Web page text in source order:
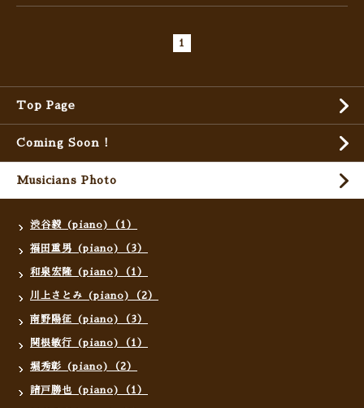
1
Top Page
Coming Soon !
Musicians Photo
渋谷毅 (piano)（1）
福田重男 (piano)（3）
和泉宏隆 (piano)（1）
川上さとみ (piano)（2）
南野陽征 (piano)（3）
関根敏行 (piano)（1）
堀秀彰 (piano)（2）
諸戸勝也 (piano)（1）